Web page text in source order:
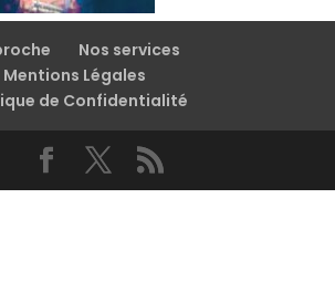
Nos services
Mentions Légales
de Confidentialité